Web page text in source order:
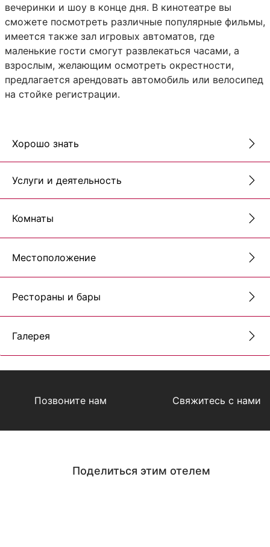
вечеринки и шоу в конце дня. В кинотеатре вы
сможете посмотреть различные популярные фильмы,
имеется также зал игровых автоматов, где
маленькие гости смогут развлекаться часами, а
взрослым, желающим осмотреть окрестности,
предлагается арендовать автомобиль или велосипед
на стойке регистрации.
Хорошо знать
Услуги и деятельность
Комнаты
Местоположение
Рестораны и бары
Галерея
Позвоните нам Свяжитесь с нами
Поделиться этим отелем